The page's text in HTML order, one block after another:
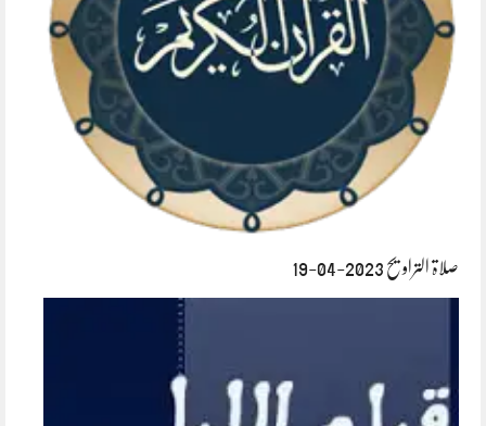
صلاۃ التراویح 2023-04-19